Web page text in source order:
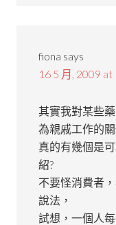
fiona says
16 5 月, 2009
其實我對某些
為親戚工作的
真的有幾個是
紹?
不要怪消費者
說法，
試想，一個人